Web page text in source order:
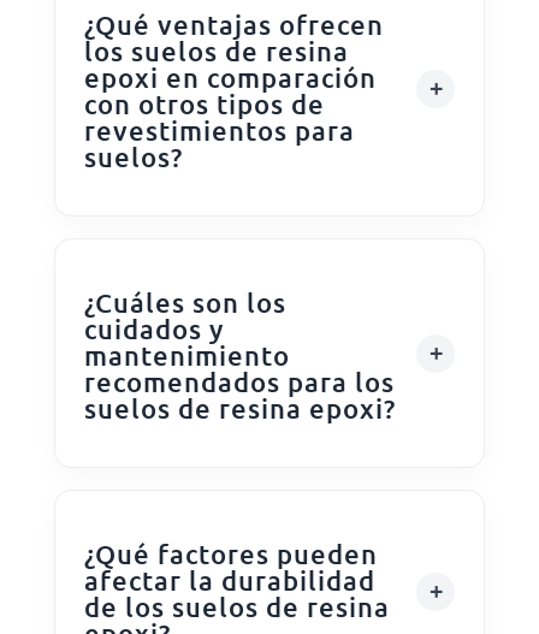
¿Qué ventajas ofrecen
los suelos de resina
epoxi en comparación
con otros tipos de
revestimientos para
suelos?
¿Cuáles son los
cuidados y
mantenimiento
recomendados para los
suelos de resina epoxi?
¿Qué factores pueden
afectar la durabilidad
de los suelos de resina